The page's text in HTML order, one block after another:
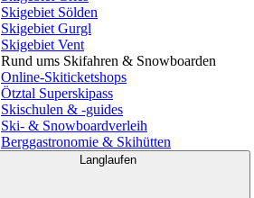
Skigebiet Sölden
Skigebiet Gurgl
Skigebiet Vent
Rund ums Skifahren & Snowboarden
Online-Skiticketshops
Ötztal Superskipass
Skischulen & -guides
Ski- & Snowboardverleih
Berggastronomie & Skihütten
Langlaufen